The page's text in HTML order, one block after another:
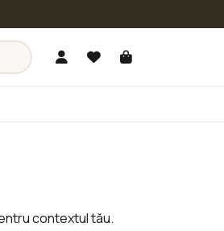
contextul tău.